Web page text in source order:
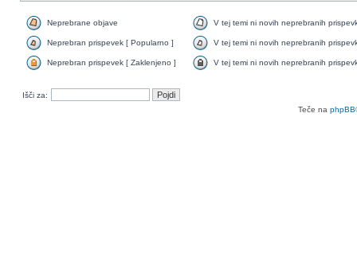
Neprebrane objave V tej temi ni novih neprebranih
Neprebran prispevek [ Popularno ] V tej temi ni novih neprebranih
Neprebran prispevek [ Zaklenjeno ] V tej temi ni novih neprebranih
Išči za:
Teče na phpBB